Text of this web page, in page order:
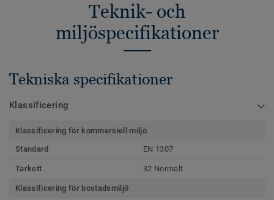
Teknik- och
miljöspecifikationer
Tekniska specifikationer
Klassificering
Klassificering för kommersiell miljö
Standard
EN 1307
Tarkett 32 Normalt
Klassificering för bostadsmiljö